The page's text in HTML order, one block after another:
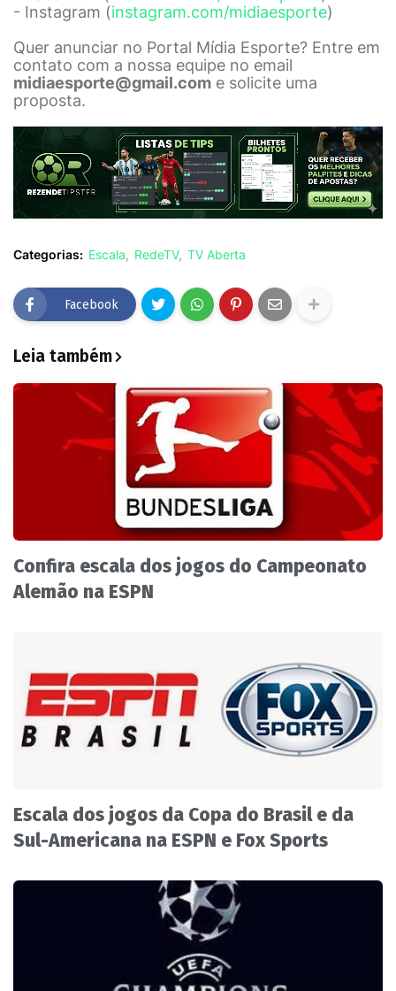
- Instagram (instagram.com/midiaesporte)
Quer anunciar no Portal Mídia Esporte? Entre em
contato com a nossa equipe no email
midiaesporte@gmail.com e solicite uma
proposta.
Categorias: Escala RedeTV TV Aberta
Facebook
Leia também
Confira escala dos jogos do Campeonato
Alemão na ESPN
Escala dos jogos da Copa do Brasil e da
Sul-Americana na ESPN e Fox Sports